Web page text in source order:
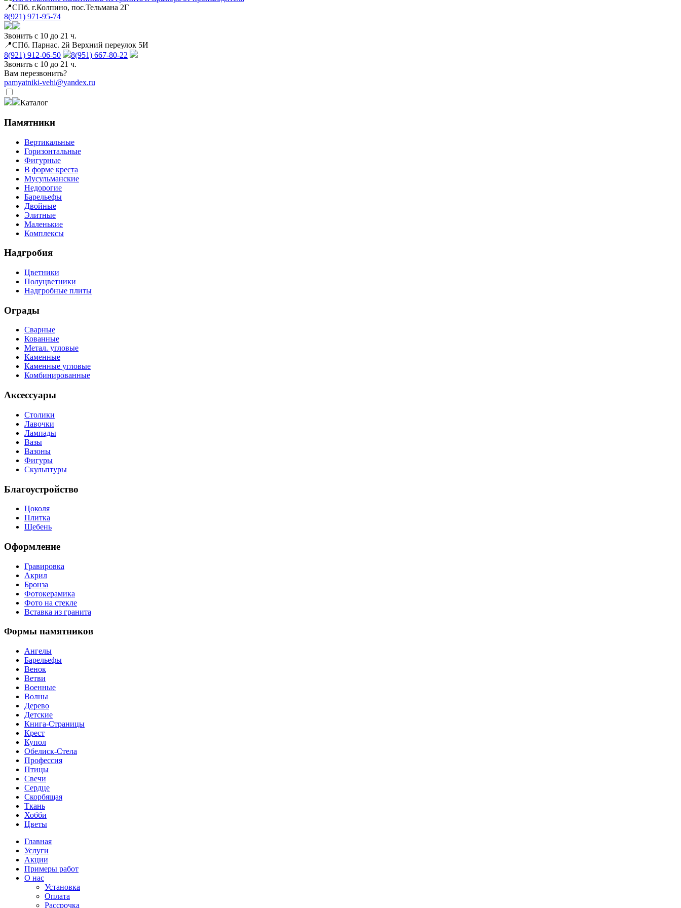
📍СПб. г.Колпино, пос.Тельмана 2Г
8(921) 971-95-74
Звонить с 10 до 21 ч.
📍СПб. Парнас. 2й Верхний переулок 5И
8(921) 912-06-50
8(951) 667-80-22
Звонить с 10 до 21 ч.
Вам перезвонить?
pamyatniki-vehi@yandex.ru
Каталог
Памятники
Вертикальные
Горизонтальные
Фигурные
В форме креста
Мусульманские
Недорогие
Барельефы
Двойные
Элитные
Маленькие
Комплексы
Надгробия
Цветники
Полуцветники
Надгробные плиты
Ограды
Сварные
Кованные
Метал. угловые
Каменные
Каменные угловые
Комбинированные
Аксессуары
Столики
Лавочки
Лампады
Вазы
Вазоны
Фигуры
Скульптуры
Благоустройство
Цоколя
Плитка
Щебень
Оформление
Гравировка
Акрил
Бронза
Фотокерамика
Фото на стекле
Вставка из гранита
Формы памятников
Ангелы
Барельефы
Венок
Ветви
Военные
Волны
Дерево
Детские
Книга-Страницы
Крест
Купол
Обелиск-Стела
Профессия
Птицы
Свечи
Сердце
Скорбящая
Ткань
Хобби
Цветы
Главная
Услуги
Акции
Примеры работ
О нас
Установка
Оплата
Рассрочка